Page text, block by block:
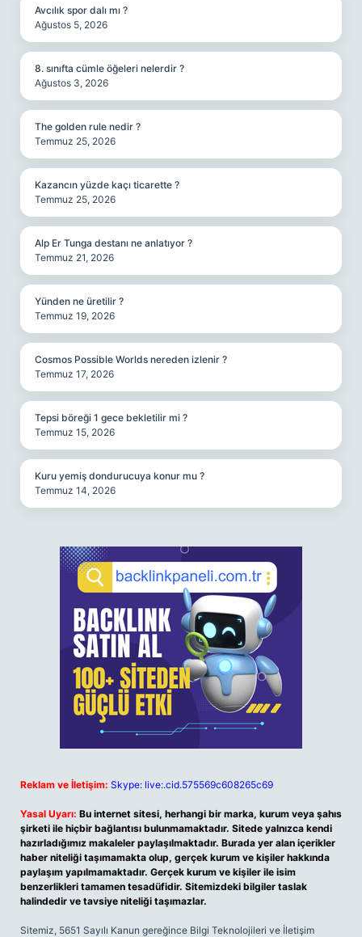
Avcılık spor dalı mı ?
Ağustos 5, 2026
8. sınıfta cümle öğeleri nelerdir ?
Ağustos 3, 2026
The golden rule nedir ?
Temmuz 25, 2026
Kazancın yüzde kaçı ticarette ?
Temmuz 25, 2026
Alp Er Tunga destanı ne anlatıyor ?
Temmuz 21, 2026
Yünden ne üretilir ?
Temmuz 19, 2026
Cosmos Possible Worlds nereden izlenir ?
Temmuz 17, 2026
Tepsi böreği 1 gece bekletilir mi ?
Temmuz 15, 2026
Kuru yemiş dondurucuya konur mu ?
Temmuz 14, 2026
Reklam ve İletişim: Skype: live:.cid.575569c608265c69
Yasal Uyarı: Bu internet sitesi, herhangi bir marka, kurum veya şahıs
şirketi ile hiçbir bağlantısı bulunmamaktadır. Sitede yalnızca kendi
hazırladığımız makaleler paylaşılmaktadır. Burada yer alan içerikler
haber niteliği taşımamakta olup, gerçek kurum ve kişiler hakkında
paylaşım yapılmamaktadır. Gerçek kurum ve kişiler ile isim
benzerlikleri tamamen tesadüfidir. Sitemizdeki bilgiler taslak
halindedir ve tavsiye niteliği taşımazlar.
Sitemiz, 5651 Sayılı Kanun gereğince Bilgi Teknolojileri ve İletişim